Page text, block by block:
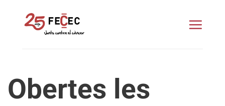
Obertes les